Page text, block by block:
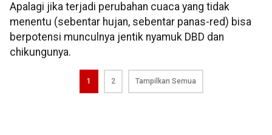
Apalagi jika terjadi perubahan cuaca yang tidak
menentu (sebentar hujan, sebentar panas-red) bisa
berpotensi munculnya jentik nyamuk DBD dan
chikungunya.
1 2 Tampilkan Semua